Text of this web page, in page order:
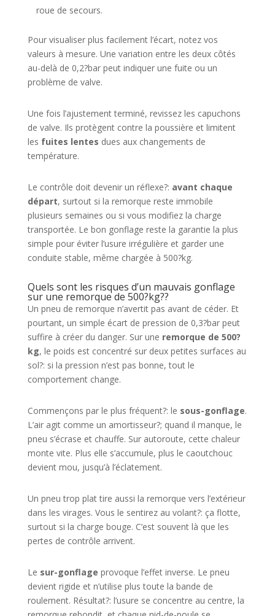
roue de secours.
Pour visualiser plus facilement l’écart, notez vos
valeurs à mesure. Une variation entre les deux côtés
au-delà de 0,2?bar peut indiquer une fuite ou un
problème de valve.
Une fois l’ajustement terminé, revissez les capuchons
de valve. Ils protègent contre la poussière et limitent
les fuites lentes dues aux changements de
température.
Le contrôle doit devenir un réflexe?: avant chaque
départ, surtout si la remorque reste immobile
plusieurs semaines ou si vous modifiez la charge
transportée. Le bon gonflage reste la garantie la plus
simple pour éviter l’usure irrégulière et garder une
conduite stable, même chargée à 500?kg.
Quels sont les risques d’un mauvais gonflage
sur une remorque de 500?kg??
Un pneu de remorque n’avertit pas avant de céder. Et
pourtant, un simple écart de pression de 0,3?bar peut
suffire à créer du danger. Sur une remorque de 500?
kg, le poids est concentré sur deux petites surfaces au
sol?: si la pression n’est pas bonne, tout le
comportement change.
Commençons par le plus fréquent?: le sous-gonflage.
L’air agit comme un amortisseur?; quand il manque, le
pneu s’écrase et chauffe. Sur autoroute, cette chaleur
monte vite. Plus elle s’accumule, plus le caoutchouc
devient mou, jusqu’à l’éclatement.
Un pneu trop plat tire aussi la remorque vers l’extérieur
dans les virages. Vous le sentirez au volant?: ça flotte,
surtout si la charge bouge. C’est souvent là que les
pertes de contrôle arrivent.
Le sur-gonflage provoque l’effet inverse. Le pneu
devient rigide et n’utilise plus toute la bande de
roulement. Résultat?: l’usure se concentre au centre, la